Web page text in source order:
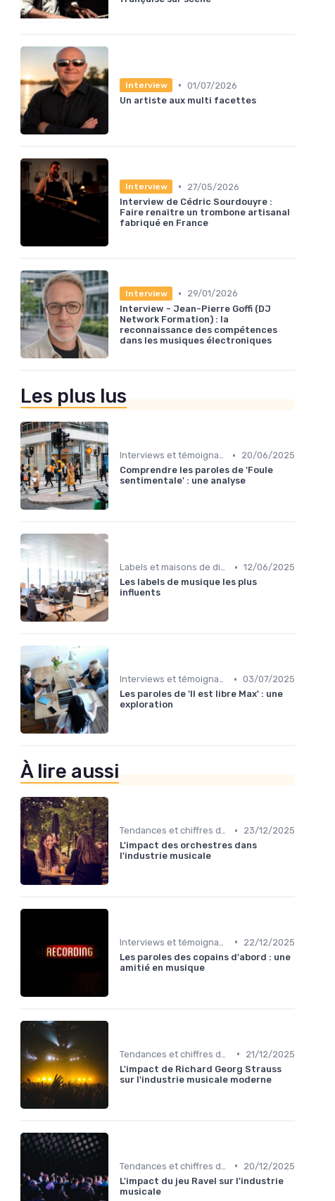
Interview • 01/07/2026
Un artiste aux multi facettes
Interview •
27/05/2026
Interview de Cédric Sourdouyre :
Faire renaître un trombone artisanal
fabriqué en France
Interview •
29/01/2026
Interview - Jean-Pierre Goffi (DJ
Network Formation) : la
reconnaissance des compétences
dans les musiques électroniques
Les plus lus
Interviews et témoignages •
20/06/2025
Comprendre les paroles de 'Foule
sentimentale' : une analyse
Labels et maisons de disques • 12/06/2025
Les labels de musique les plus
influents
Interviews et témoignages • 03/07/2025
Les paroles de 'Il est libre Max' : une
exploration
À lire aussi
Tendances et chiffres du marché •
23/12/2025
L'impact des orchestres dans
l'industrie musicale
•
22/12/2025
Les paroles des copains d'abord : une
amitié en musique
•
21/12/2025
L'impact de Richard Georg Strauss
sur l'industrie musicale moderne
•
20/12/2025
L'impact du jeu Ravel sur l'industrie
musicale